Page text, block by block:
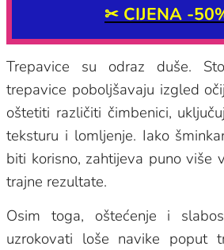
✂ CIJENA -
Trepavice su odraz duše.
trepavice poboljšavaju izgled
oštetiti različiti čimbenici,
teksturu i lomljenje. Iako
biti korisno, zahtijeva puno više
trajne rezultate.
Osim toga, oštećenje i
uzrokovati loše navike poput